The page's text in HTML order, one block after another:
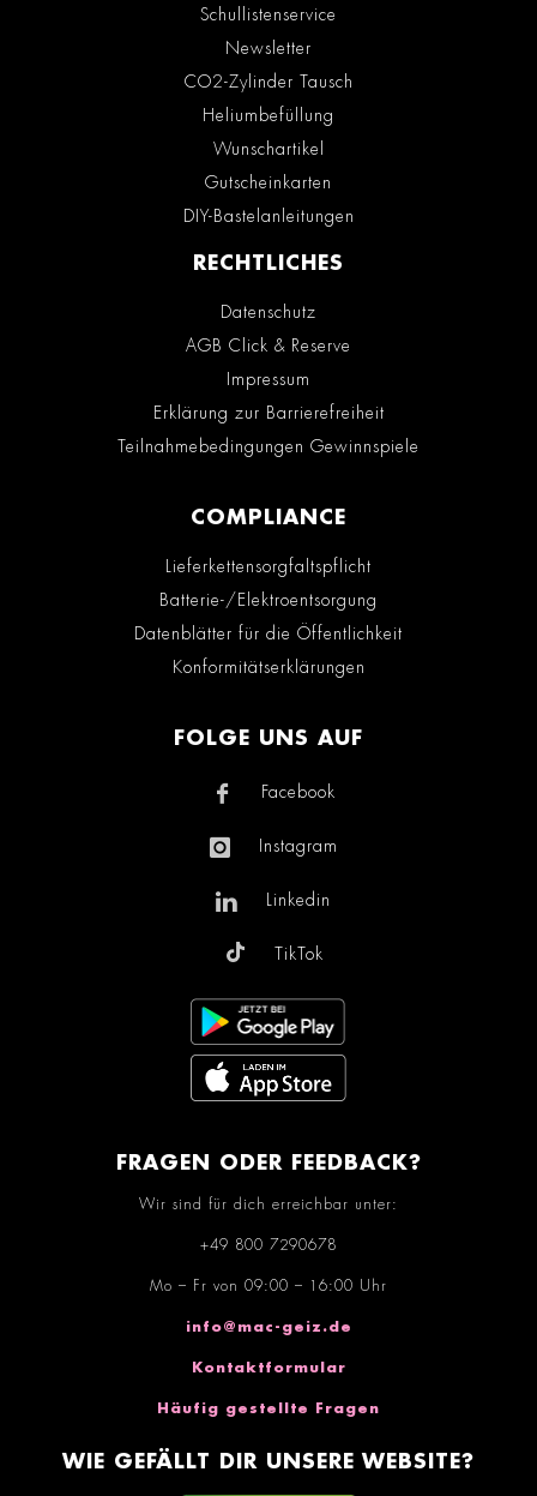
Schullistenservice
Newsletter
CO2-Zylinder Tausch
Heliumbefüllung
Wunschartikel
Gutscheinkarten
DIY-Bastelanleitungen
RECHTLICHES
Datenschutz
AGB Click & Reserve
Impressum
Erklärung zur Barrierefreiheit
Teilnahmebedingungen Gewinnspiele
COMPLIANCE
Lieferkettensorgfaltspflicht
Batterie-/Elektroentsorgung
Datenblätter für die Öffentlichkeit
Konformitätserklärungen
FOLGE UNS AUF
Facebook
Instagram
Linkedin
TikTok
FRAGEN ODER FEEDBACK?
Wir sind für dich erreichbar unter:
+49 800 7290678
Mo – Fr von 09:00 – 16:00 Uhr
info@mac-geiz.de
Kontaktformular
Häufig gestellte Fragen
WIE GEFÄLLT DIR UNSERE WEBSITE?